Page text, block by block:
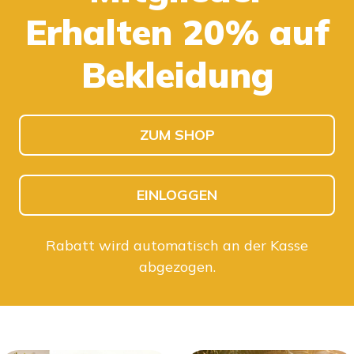
HERREN SHOPPEN
KINDER SHOPPEN
Erhalten 20% auf
Bekleidung
ZUM SHOP
EINLOGGEN
Rabatt wird automatisch an der Kasse
abgezogen.